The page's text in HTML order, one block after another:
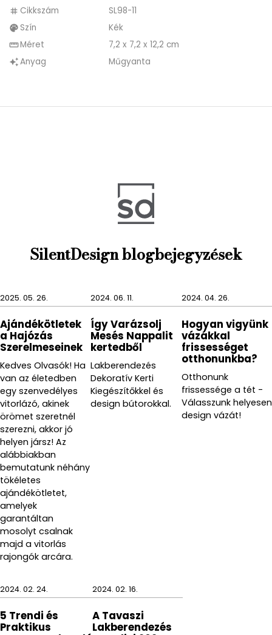
választás lehet.
A SOLE termékcsalád minden darabja élénk, vidám
színekben kapható. A termékcsaládban találunk WC
kefe tartót, fogmosópoharat, szappanadagolót és
A SOLE termékcsalád tökéletes választás azoknak,
tag Cikkszám SL98-11
palette Szín Kék
straightenMéret 7,2 x 7,2 x 12,2 cm
auto_awesomeAnyag Műgyanta
SilentDesign blogbejegyzések
2025. 05. 26.
Ajándékötletek
a Hajózás
Szerelmeseinek
Kedves Olvasók! Ha
van az életedben
egy szenvedélyes
vitorlázó, akinek
örömet szeretnél
szerezni, akkor jó
helyen jársz! Az
alábbiakban
bemutatunk néhány
tökéletes
ajándékötletet,
amelyek
garantáltan
mosolyt csalnak
majd a vitorlás
rajongók arcára.
2024. 06. 11.
Így Varázsolj
Mesés Nappalit
kertedből
Lakberendezés
Dekoratív Kerti
Kiegészítőkkel és
design bútorokkal.
2024. 04. 26.
Hogyan vigyünk
vázákkal
frissességet
otthonunkba?
Otthonunk
frissessége a tét -
Válasszunk helyesen
design vázát!
2024. 02. 24.
5 Trendi és
Praktikus
2024. 02. 16.
A Tavaszi
Lakberendezés